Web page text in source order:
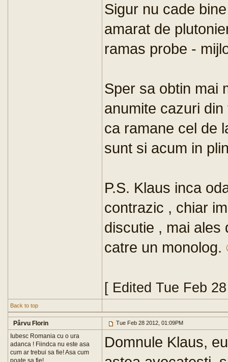
Sigur nu cade
amarat de
ramas probe -
Sper sa obtin mai
anumite cazuri
ca ramane cel de
sunt si acum in
P.S. Klaus inca
contrazic , chiar
discutie , mai ales
catre un monolog.
[ Edited Tue Feb
Back to top
Pârvu Florin Tue Feb 28 2012, 01:09PM
Iubesc Romania cu o ura
adanca ! Fiindca nu este asa
cum ar trebui sa fie! Asa cum
poate sa fie!
Domnule Klaus,